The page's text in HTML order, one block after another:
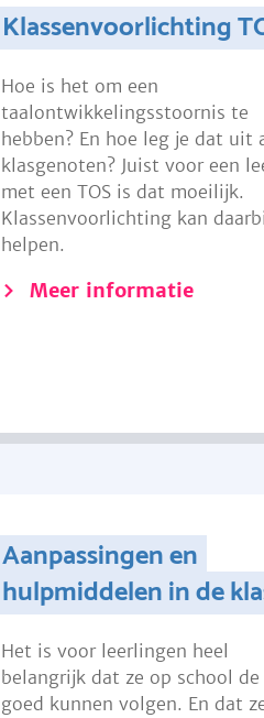
Klassenvoorlichting
Hoe is het om een
taalontwikkelingsstoornis te
hebben? En hoe leg je dat uit
klasgenoten? Juist voor een
met een TOS is dat moeilijk.
Klassenvoorlichting kan
helpen.
Meer informatie
Aanpassingen en
hulpmiddelen in de
Het is voor leerlingen heel
belangrijk dat ze op school de
goed kunnen volgen. En dat